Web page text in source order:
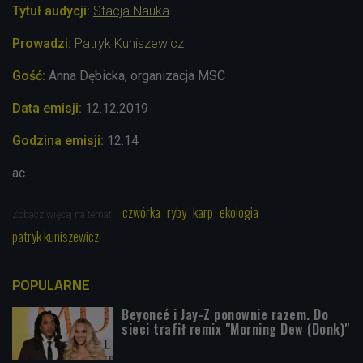
Tytuł audycji: Stacja Nauka
Prowadzi: Patryk Kuniszewicz
Gość: Anna Dębicka, organizacja MSC
Data emisji: 12.12.2019
Godzina emisji: 12.14
ac
Zobacz więcej na temat: czwórka ryby karp ekologia
patryk kuniszewicz
POPULARNE
Beyoncé i Jay-Z ponownie razem. Do
sieci trafił remix "Morning Dew (Donk)"